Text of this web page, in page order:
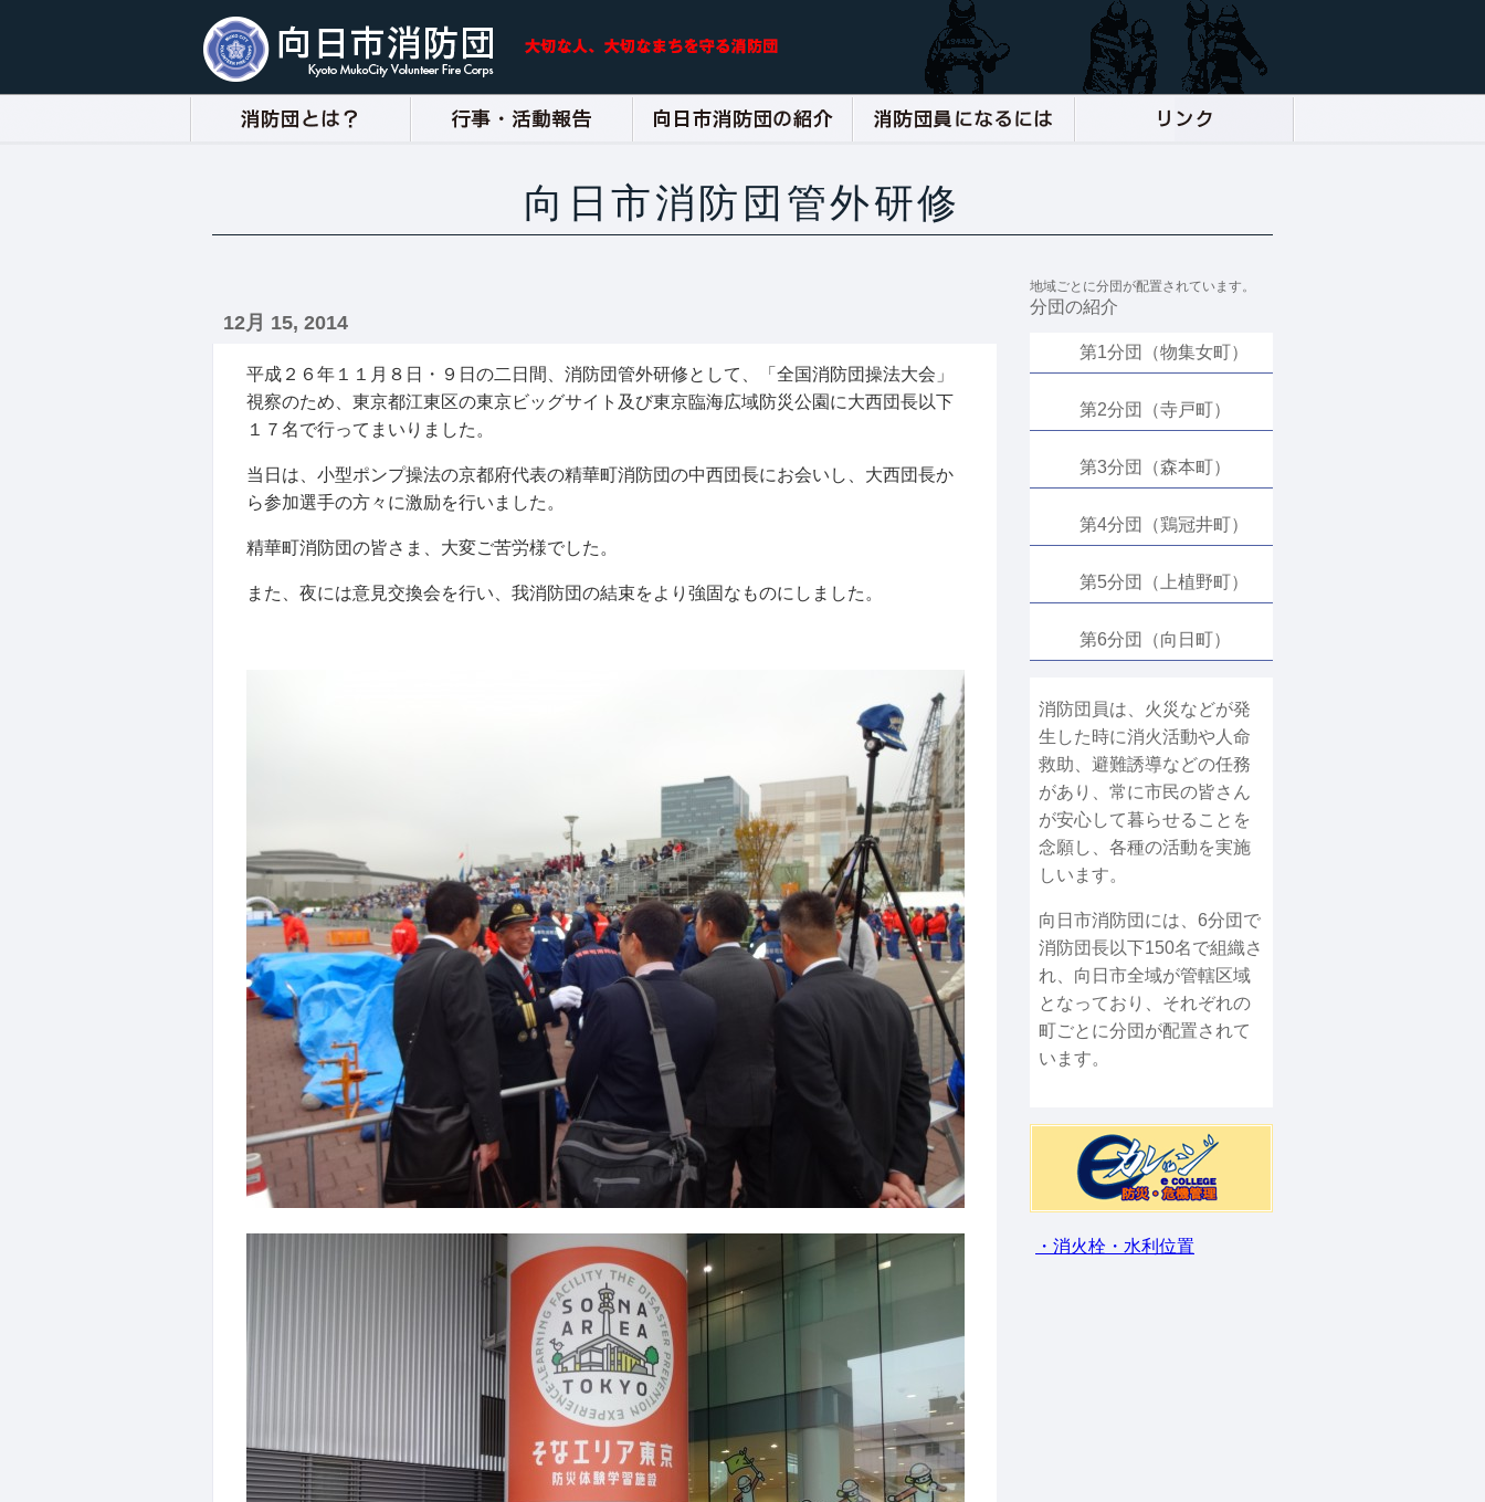
向日市消防団管外研修
12月 15, 2014
平成２６年１１月８日・９日の二日間、消防団管外研修として、「全国消防団操法大会」
視察のため、東京都江東区の東京ビッグサイト及び東京臨海広域防災公園に大西団長以下
１７名で行ってまいりました。
当日は、小型ポンプ操法の京都府代表の精華町消防団の中西団長にお会いし、大西団長か
ら参加選手の方々に激励を行いました。
精華町消防団の皆さま、大変ご苦労様でした。
また、夜には意見交換会を行い、我消防団の結束をより強固なものにしました。
地域ごとに分団が配置されています。
分団の紹介
第1分団（物集女町）
第2分団（寺戸町）
第3分団（森本町）
第4分団（鶏冠井町）
第5分団（上植野町）
第6分団（向日町）
消防団員は、火災などが発
生した時に消火活動や人命
救助、避難誘導などの任務
があり、常に市民の皆さん
が安心して暮らせることを
念願し、各種の活動を実施
しいます。
向日市消防団には、6分団で
消防団長以下150名で組織さ
れ、向日市全域が管轄区域
となっており、それぞれの
町ごとに分団が配置されて
います。
・消火栓・水利位置